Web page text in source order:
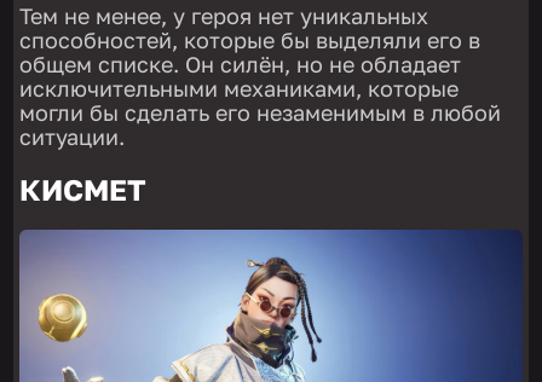
Тем не менее, у героя нет уникальных
способностей, которые бы выделяли его в
общем списке. Он силён, но не обладает
исключительными механиками, которые
могли бы сделать его незаменимым в любой
ситуации.
КИСМЕТ